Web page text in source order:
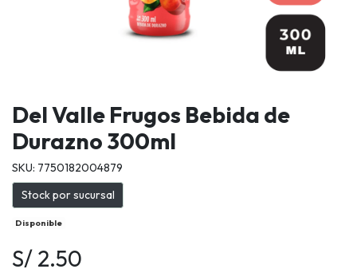
Del Valle Frugos Bebida de
Durazno 300ml
SKU: 7750182004879
Stock por sucursal
Disponible
S/ 2.50